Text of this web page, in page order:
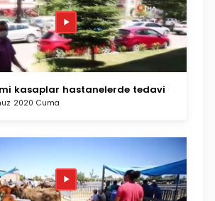
kasaplar hastanelerde tedavi
2020 Cuma